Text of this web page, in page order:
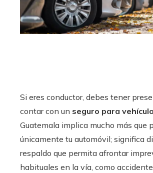
Si eres conductor, debes tener
contar con un seguro para vehículo
Guatemala implica mucho más que
únicamente tu automóvil; significa
respaldo que permita afrontar
habituales en la vía, como